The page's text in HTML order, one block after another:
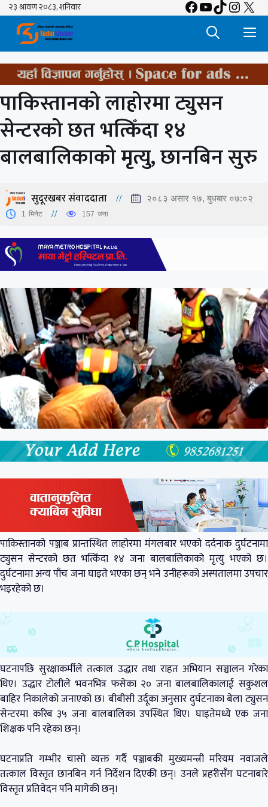
Skip
content
Facebook
YouTube
TikTok
X
पाकिस्तानको लाहोरमा ट्युसन
सेन्टरको छत भत्किँदा १४
बालबालिकाको मृत्यु, छानबिन सुरु
सुदूरखबर संवाददाता २०८३ असार १७, बुधबार ०७:०२
1 मिनेट 157 जना
पाकिस्तानको पञ्जाब प्रान्तस्थित लाहोरमा मंगलबार भएको दर्दनाक दुर्घटनामा
ट्युसन सेन्टरको छत भत्किँदा १४ जना बालबालिकाको मृत्यु भएको छ।
दुर्घटनामा अन्य पाँच जना घाइते भएका छन् भने उनीहरूको अस्पतालमा उपचार
भइरहेको छ।
घटनापछि सुरक्षाकर्मीले तत्काल उद्धार तथा राहत अभियान सञ्चालन गरेका
थिए। उद्धार टोलीले भवनभित्र फसेका २० जना बालबालिकालाई सकुशल
बाहिर निकालेको जनाएको छ। बीबीसी उर्दूका अनुसार दुर्घटनाका बेला ट्युसन
सेन्टरमा करिब ३५ जना बालबालिका उपस्थित थिए। घाइतेमध्ये एक जना
शिक्षक पनि रहेका छन्।
घटनाप्रति गम्भीर चासो व्यक्त गर्दै पञ्जाबकी मुख्यमन्त्री मरियम नवाजले
तत्काल विस्तृत छानबिन गर्न निर्देशन दिएकी छन्। उनले प्रहरीसँग घटनाबारे
विस्तृत प्रतिवेदन पनि मागेकी छन्।